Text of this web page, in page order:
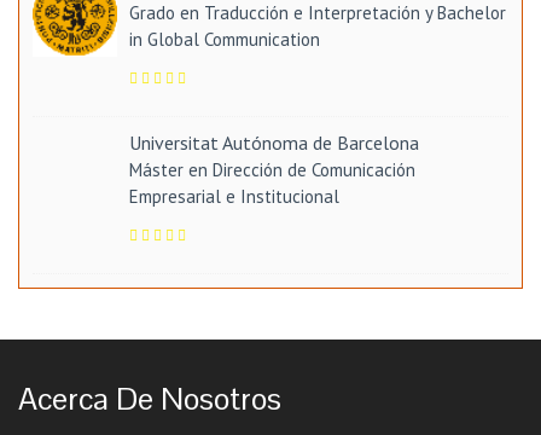
Grado en Traducción e Interpretación y Bachelor
in Global Communication
Universitat Autónoma de Barcelona
Máster en Dirección de Comunicación
Empresarial e Institucional
Acerca De Nosotros